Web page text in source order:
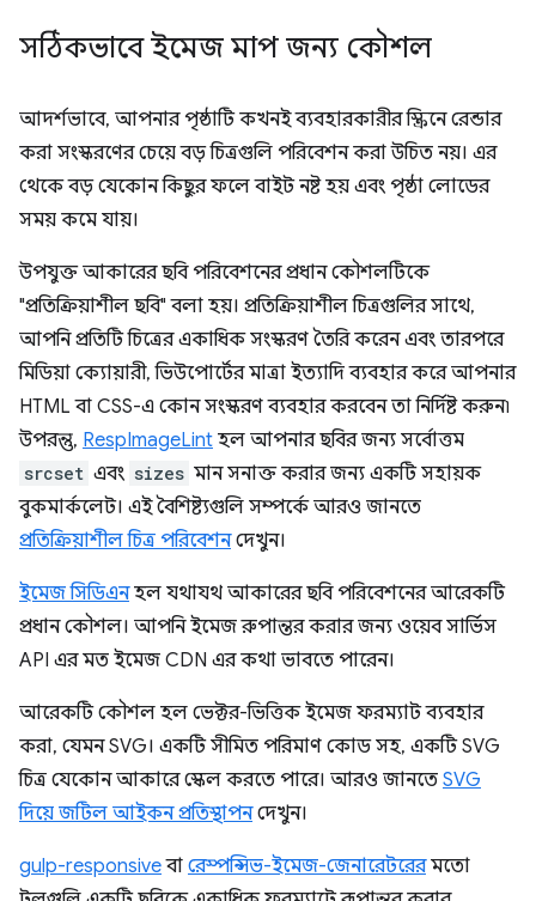
সঠিকভাবে ইমেজ মাপ জন্য কৌশল
আদর্শভাবে, আপনার পৃষ্ঠাটি কখনই ব্যবহারকারীর স্ক্রিনে রেন্ডার
করা সংস্করণের চেয়ে বড় চিত্রগুলি পরিবেশন করা উচিত নয়। এর
থেকে বড় যেকোন কিছুর ফলে বাইট নষ্ট হয় এবং পৃষ্ঠা লোডের
সময় কমে যায়।
উপযুক্ত আকারের ছবি পরিবেশনের প্রধান কৌশলটিকে
"প্রতিক্রিয়াশীল ছবি" বলা হয়। প্রতিক্রিয়াশীল চিত্রগুলির সাথে,
আপনি প্রতিটি চিত্রের একাধিক সংস্করণ তৈরি করেন এবং তারপরে
মিডিয়া ক্যোয়ারী, ভিউপোর্টের মাত্রা ইত্যাদি ব্যবহার করে আপনার
HTML বা CSS-এ কোন সংস্করণ ব্যবহার করবেন তা নির্দিষ্ট করুন৷
উপরন্তু, RespImageLint হল আপনার ছবির জন্য সর্বোত্তম
srcset এবং sizes মান সনাক্ত করার জন্য একটি সহায়ক
বুকমার্কলেট। এই বৈশিষ্ট্যগুলি সম্পর্কে আরও জানতে
প্রতিক্রিয়াশীল চিত্র পরিবেশনদেখুন।
ইমেজ সিডিএনহল যথাযথ আকারের ছবি পরিবেশনের আরেকটি
প্রধান কৌশল। আপনি ইমেজ রুপান্তর করার জন্য ওয়েব সার্ভিস
API এর মত ইমেজ CDN এর কথা ভাবতে পারেন।
আরেকটি কৌশল হল ভেক্টর-ভিত্তিক ইমেজ ফরম্যাট ব্যবহার
করা, যেমন SVG। একটি সীমিত পরিমাণ কোড সহ, একটি SVG
চিত্র যেকোন আকারে স্কেল করতে পারে। আরও জানতে SVG
দিয়ে জটিল আইকন প্রতিস্থাপনদেখুন।
gulp-responsiveবা রেস্পন্সিভ-ইমেজ-জেনারেটরেরমতো